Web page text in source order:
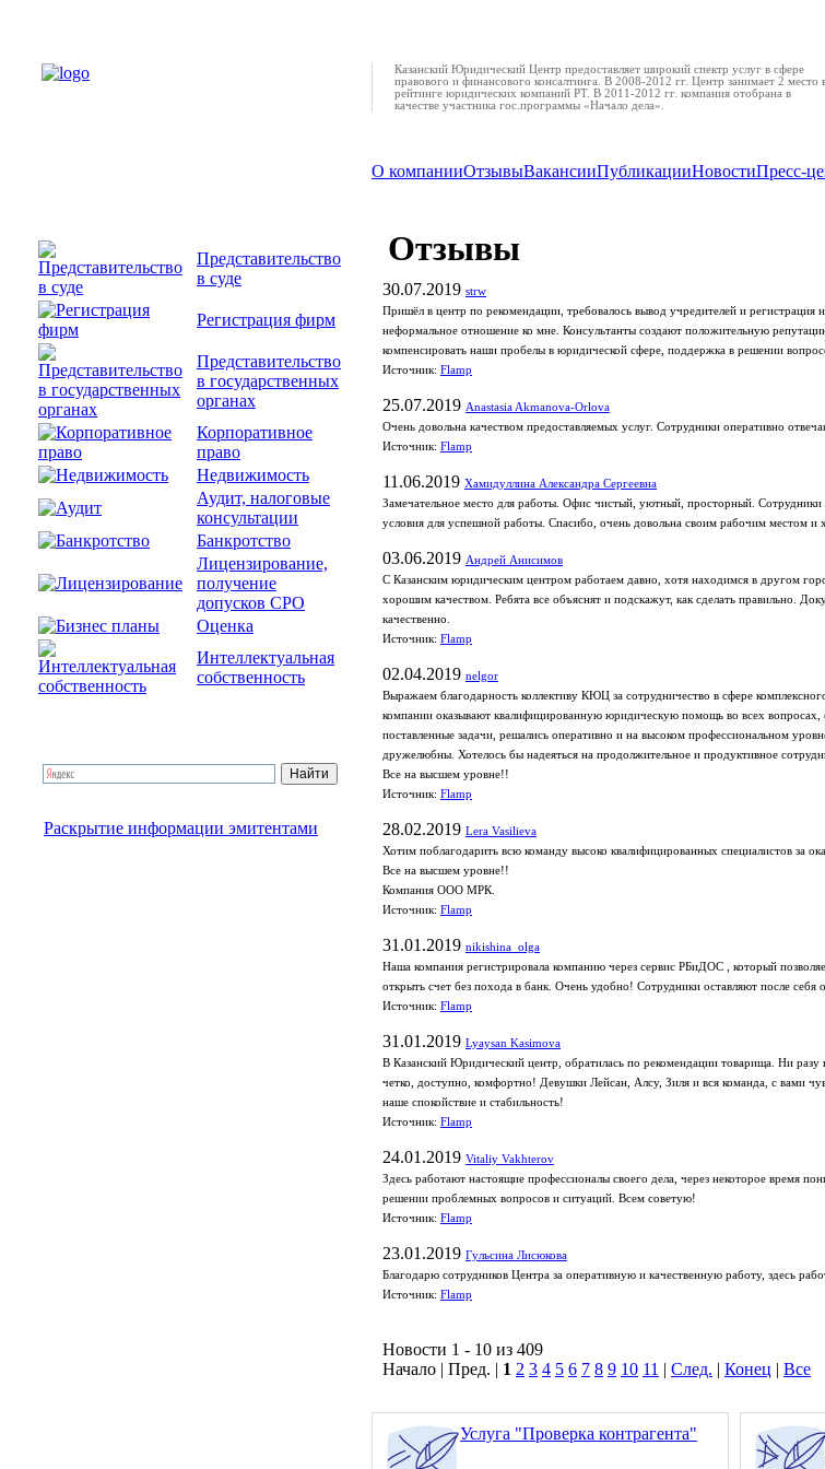
Представительство
в суде
Регистрация фирм
Представительство
в государственных
органах
Корпоративное
право
Недвижимость
Аудит, налоговые
консультации
Банкротство
Лицензирование,
получение
допусков СРО
Оценка
Интеллектуальная
собственность
Раскрытие информации эмитентами
Казанский Юридический Центр предоставляет широкий спектр услуг в сфере
правового и финансового консалтинга. В 2008-2012 гг. Центр занимает 2 место
рейтинге юридических компаний РТ. В 2011-2012 гг. компания отобрана в
качестве участника гос.программы «Начало дела».
О компанииОтзывыВакансииПубликацииНовостиПресс-
Отзывы
30.07.2019 strw
Пришёл в центр по рекомендации, требовалось вывод учредителей и регистрация
неформальное отношение ко мне. Консультанты создают положительную
компенсировать наши пробелы в юридической сфере, поддержка в решении
Источник: Flamp
25.07.2019 Anastasia Akmanova-Orlova
Очень довольна качеством предоставляемых услуг. Сотрудники оперативно
Источник: Flamp
11.06.2019 Хамидуллина Александра Сергеевна
Замечательное место для работы. Офис чистый, уютный, просторный. Сотрудники
условия для успешной работы. Спасибо, очень довольна своим рабочим местом и
03.06.2019 Андрей Анисимов
С Казанским юридическим центром работаем давно, хотя находимся в другом
хорошим качеством. Ребята все объяснят и подскажут, как сделать правильно.
качественно.
Источник: Flamp
02.04.2019 nelgor
Выражаем благодарность коллективу КЮЦ за сотрудничество в сфере
компании оказывают квалифицированную юридическую помощь во всех вопросах,
поставленные задачи, решались оперативно и на высоком профессиональном
дружелюбны. Хотелось бы надеяться на продолжительное и продуктивное
Все на высшем уровне!!
Источник: Flamp
28.02.2019 Lera Vasilieva
Хотим поблагодарить всю команду высоко квалифицированных специалистов за
Все на высшем уровне!!
Компания ООО МРК.
Источник: Flamp
31.01.2019 nikishina_olga
Наша компания регистрировала компанию через сервис РБиДОС , который
открыть счет без похода в банк. Очень удобно! Сотрудники оставляют после себя
Источник: Flamp
31.01.2019 Lyaysan Kasimova
В Казанский Юридический центр, обратилась по рекомендации товарища. Ни разу
четко, доступно, комфортно! Девушки Лейсан, Алсу, Зиля и вся команда, с вами
наше спокойствие и стабильность!
Источник: Flamp
24.01.2019 Vitaliy Vakhterov
Здесь работают настоящие профессионалы своего дела, через некоторое время
решении проблемных вопросов и ситуаций. Всем советую!
Источник: Flamp
23.01.2019 Гульсина Лисюкова
Благодарю сотрудников Центра за оперативную и качественную работу, здесь
Источник: Flamp
Новости 1 - 10 из 409
Начало | Пред. | 1 2 3 4 5 6 7 8 9 10 11 | След. | Конец | Все
Услуга "Проверка контрагента"